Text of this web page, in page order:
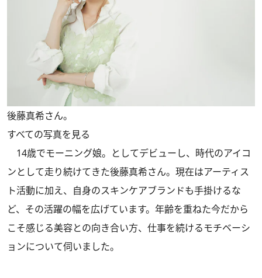
後藤真希さん。
すべての写真を見る
14歳でモーニング娘。としてデビューし、時代のアイコ
ンとして走り続けてきた後藤真希さん。現在はアーティス
ト活動に加え、自身のスキンケアブランドも手掛けるな
ど、その活躍の幅を広げています。年齢を重ねた今だから
こそ感じる美容との向き合い方、仕事を続けるモチベーシ
ョンについて伺いました。